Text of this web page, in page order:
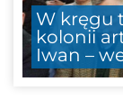
W kręgu
kolonii
Iwan –